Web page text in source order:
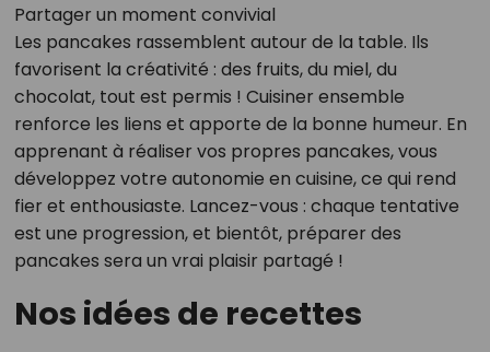
Partager un moment convivial
Les pancakes rassemblent autour de la table. Ils
favorisent la créativité : des fruits, du miel, du
chocolat, tout est permis ! Cuisiner ensemble
renforce les liens et apporte de la bonne humeur. En
apprenant à réaliser vos propres pancakes, vous
développez votre autonomie en cuisine, ce qui rend
fier et enthousiaste. Lancez-vous : chaque tentative
est une progression, et bientôt, préparer des
pancakes sera un vrai plaisir partagé !
Nos idées de recettes